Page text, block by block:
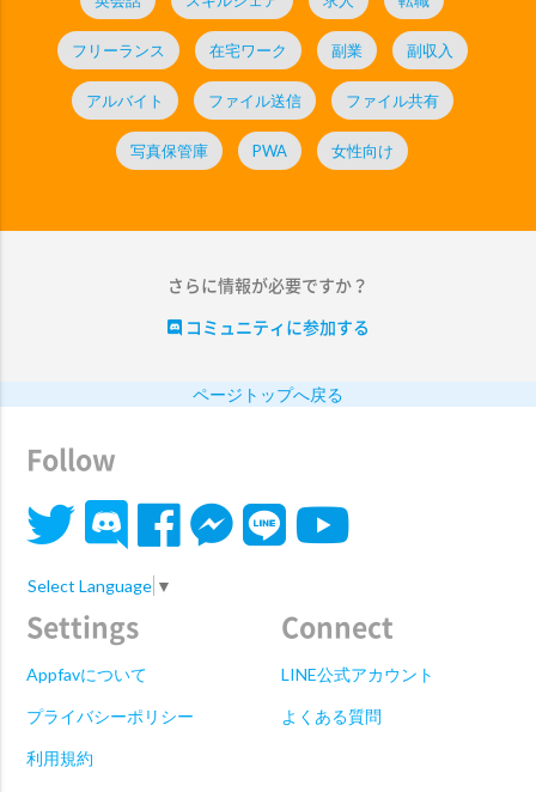
フリーランス 在宅ワーク 副業 副収入
アルバイト ファイル送信 ファイル共有
写真保管庫 PWA 女性向け
さらに情報が必要ですか？
コミュニティに参加する
ページトップへ戻る
Follow
Select Language ▼
Settings
Appfavについて
プライバシーポリシー
利用規約
Connect
LINE公式アカウント
よくある質問